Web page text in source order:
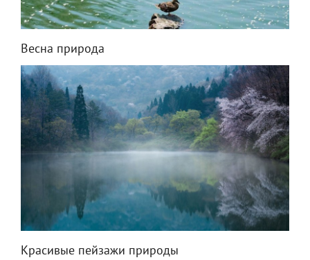
Весна природа
Красивые пейзажи природы